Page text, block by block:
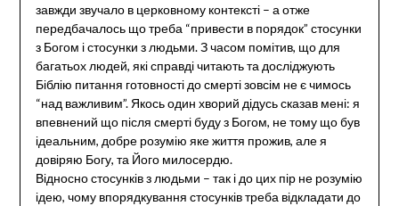
завжди звучало в церковному контексті – а отже
передбачалось що треба “привести в порядок” стосунки
з Богом і стосунки з людьми. З часом помітив, що для
багатьох людей, які справді читають та досліджують
Біблію питання готовності до смерті зовсім не є чимось
“над важливим”. Якось один хворий дідусь сказав мені: я
впевнений що після смерті буду з Богом, не тому що був
ідеальним, добре розумію яке життя прожив, але я
довіряю Богу, та Його милосердю.
Відносно стосунків з людьми – так і до цих пір не розумію
ідею, чому впорядкування стосунків треба відкладати до